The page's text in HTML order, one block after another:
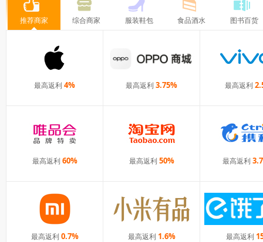
推荐商家 综合商家 服装鞋包 食品酒水 图书百货
最高返利 4% 最高返利 3.75% 最高返利
最高返利 60% 最高返利 50% 最高返利
去购物
最高返利 0.7% 最高返利 1.6% 最高返利